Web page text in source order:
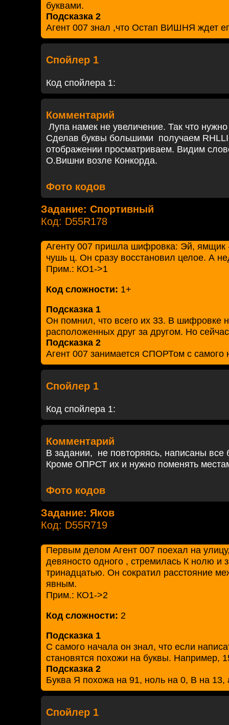
буквами.
Подсказка 2
Агент 007 знал ,что Остап ВИШНЯ ждет
Спойлер 1
Код спойлера 1:
Комментарий
Лупа намек не увеличение. Так что
Сделав буквы большими получаем
отображении просматриваем. Видим
О.Вишни возле Конкорда.
Фото кодов
Задание: Спортивный
Код: D55R178
Агенту 007 пришла шифровка: Эй,
чушь ц. Он сразу восстановил целое. А
Прим.: КО1->1
Код сложности: 1+
Подсказка 1
Он помнил, что всего их 33. В шифровке
расположенных друг за другом. Но
Подсказка 2
Агент 007 занимается СПОРТом с самого
Спойлер 1
Код спойлера 1:
Комментарий
В задании, не повторяясь, написаны все
Кроме ОПРСТ их и нужно поменять
Фото кодов
Задание: Яков
Код: D55R719
Первым делом Агент 007 поехал на
девяносто одного , стремилась К нолю и
тринадцатью. Он сократил расстояние
явным.
Прим.: КО1->2
Код сложности: 2
Подсказка 1
С самого начала он знал, что если
становятся похожи на буквы. Например,
Подсказка 2
Буква Я похожа на 91, ноль на 0, В на 13,
Спойлер 1